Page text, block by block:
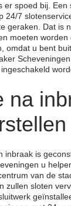
er spoed bij. Een
24/7
geraken. Dat is
moeten worden
omdat u bent
na
inbraak is
u
van de
zullen sloten